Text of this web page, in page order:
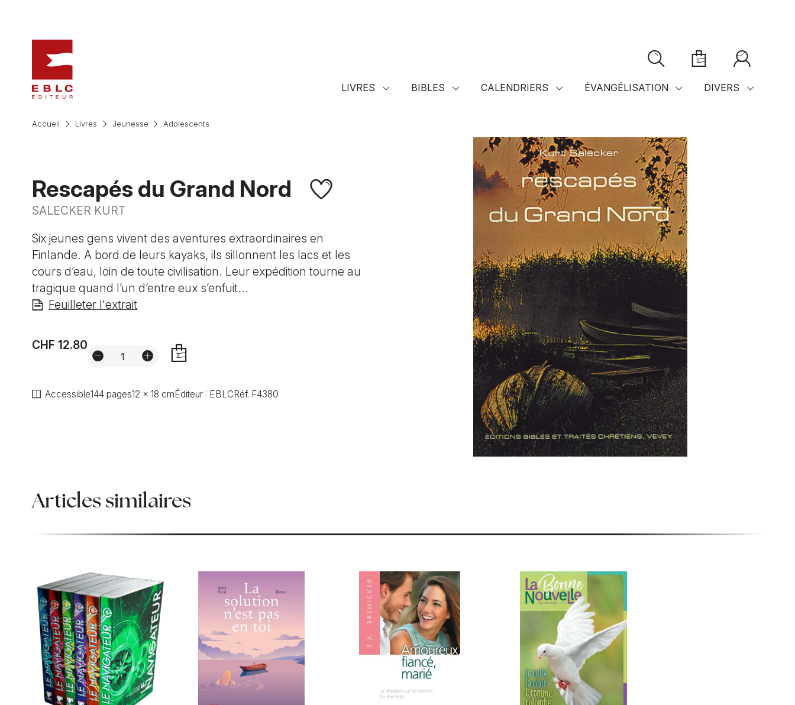
LIVRES BIBLES CALENDRIERS ÉVANGÉLISATION DIVERS
Accueil Livres Jeunesse Adolescents
Rescapés du Grand Nord
SALECKER KURT
Six jeunes gens vivent des aventures extraordinaires en
Finlande. A bord de leurs kayaks, ils sillonnent les lacs et les
cours d’eau, loin de toute civilisation. Leur expédition tourne au
tragique quand l’un d’entre eux s’enfuit...
Feuilleter l'extrait
CHF 12.80
Accessible144 pages12 x 18 cm Éditeur : EBLC Réf. F4380
Articles similaires